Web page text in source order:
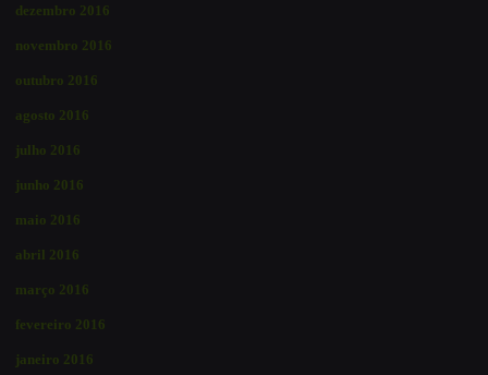
dezembro 2016
novembro 2016
outubro 2016
agosto 2016
julho 2016
junho 2016
maio 2016
abril 2016
março 2016
fevereiro 2016
janeiro 2016